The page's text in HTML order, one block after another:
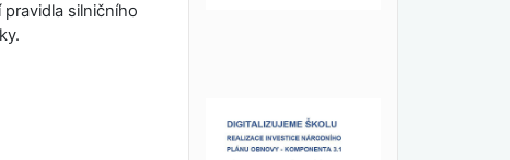
silničního